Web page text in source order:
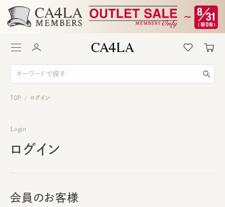
TOP / ログイン
Login
ログイン
会員のお客様